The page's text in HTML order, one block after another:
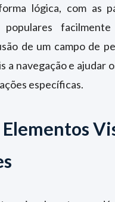
lógica, com as
facilmente
de um campo de
a navegação e ajudar
específicas.